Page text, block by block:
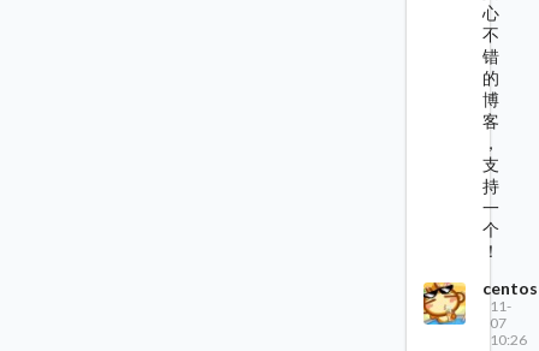
心
不
错
的
博
客
，
支
持
一
个
！
centos
11-
07
10:26